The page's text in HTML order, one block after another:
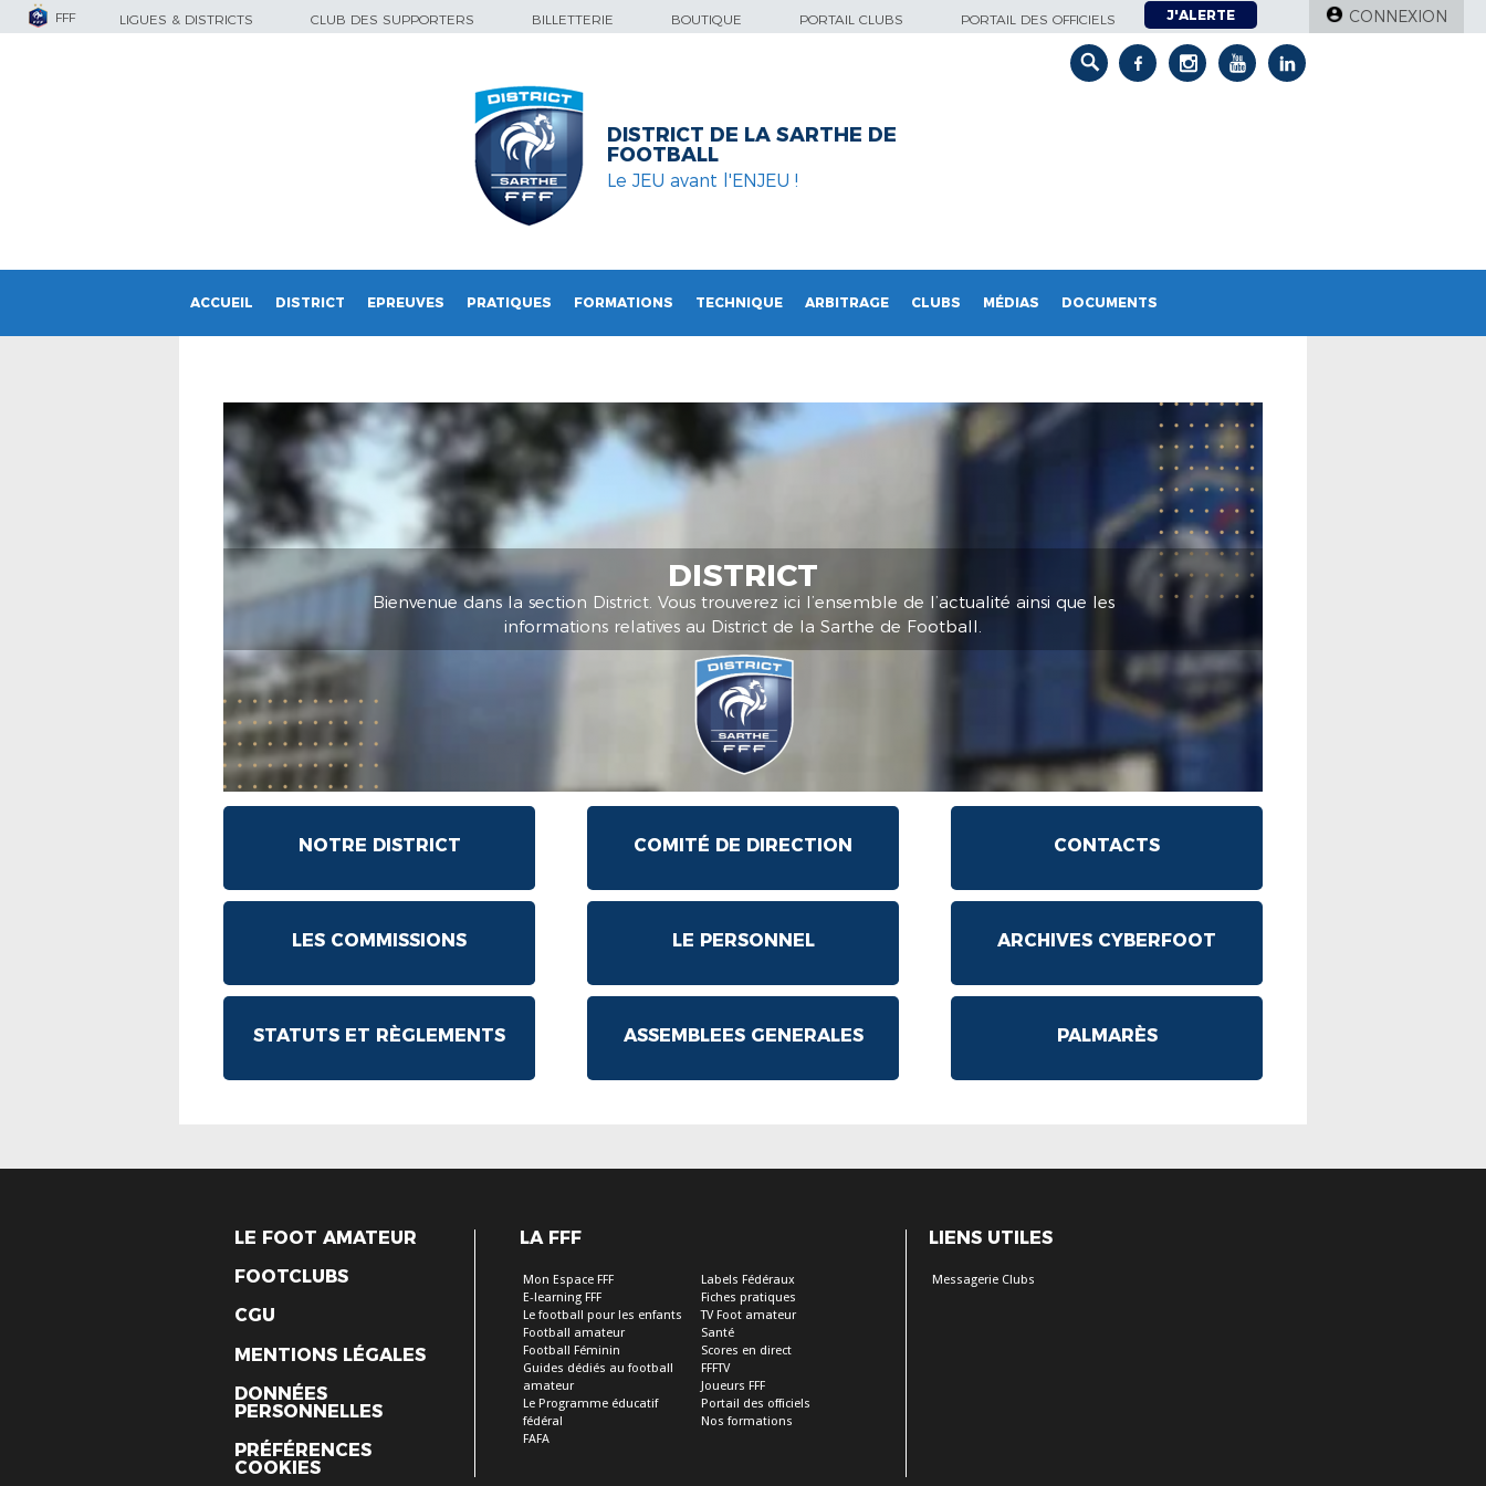
FFF LIGUES & DISTRICTS CLUB DES SUPPORTERS BILLETTERIE BOUTIQUE PORTAIL CLUBS PORTAIL DES OFFICIELS J'ALERTE CONNEXION
DISTRICT DE LA SARTHE DE
FOOTBALL
Le JEU avant l'ENJEU !
ACCUEIL DISTRICT EPREUVES PRATIQUES FORMATIONS TECHNIQUE ARBITRAGE CLUBS MÉDIAS DOCUMENTS
DISTRICT
Bienvenue dans la section District. Vous trouverez ici l’ensemble de l’actualité ainsi que les
informations relatives au District de la Sarthe de Football.
NOTRE DISTRICT COMITÉ DE DIRECTION CONTACTS
LES COMMISSIONS LE PERSONNEL ARCHIVES CYBERFOOT
STATUTS ET RÈGLEMENTS ASSEMBLEES GENERALES PALMARÈS
LE FOOT AMATEUR
FOOTCLUBS
CGU
MENTIONS LÉGALES
DONNÉES
PERSONNELLES
PRÉFÉRENCES
COOKIES
LA FFF
Mon Espace FFF
E-learning FFF
Le football pour les enfants
Football amateur
Football Féminin
Guides dédiés au football
amateur
Le Programme éducatif
fédéral
FAFA
Labels Fédéraux
Fiches pratiques
TV Foot amateur
Santé
Scores en direct
FFFTV
Joueurs FFF
Portail des officiels
Nos formations
LIENS UTILES
Messagerie Clubs